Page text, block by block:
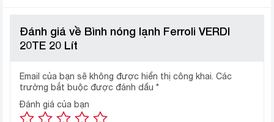
phép tùy chỉnh nhiệt độ thuận tiện, đáp ứng nhu cầu sử
dụng. Luôn luôn duy trì nhiệt độ nước ổn định.
Đánh giá về Bình nóng lạnh Ferroli VERDI
20TE 20 Lít
Email của bạn sẽ không được hiển thị công khai. Các
trường bắt buộc được đánh dấu *
Đánh giá của bạn